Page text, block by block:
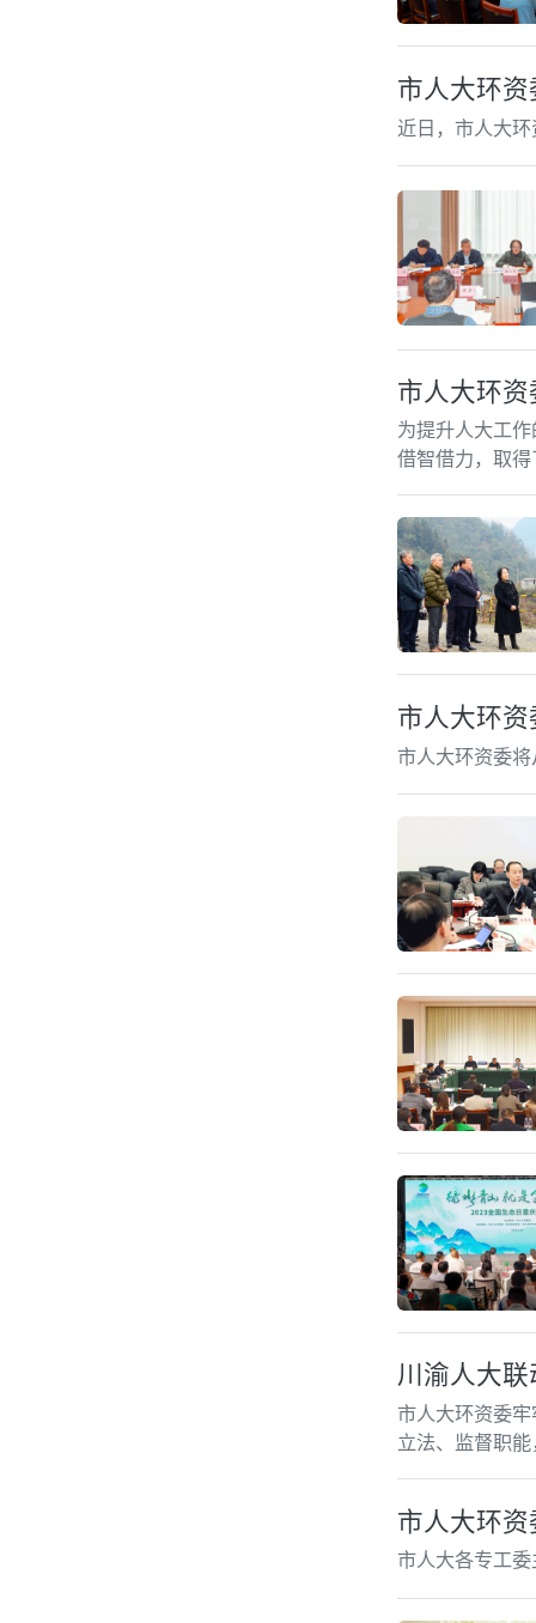
市人大环
近日，市人大
市人大环
为提升人大工
借智借力，取
市人大环
市人大环资委
川渝人大
市人大环资委牢
立法、监督职
市人大环资
市人大各专工